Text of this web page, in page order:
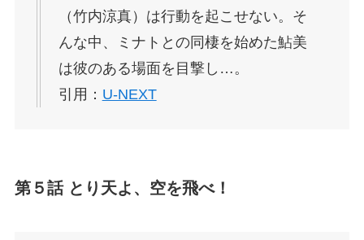
（竹内涼真）は行動を起こせない。そ
んな中、ミナトとの同棲を始めた鮎美
は彼のある場面を目撃し…。
引用： U-NEXT
第５話 とり天よ、空を飛べ！